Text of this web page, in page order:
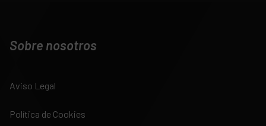
Sobre nosotros
Aviso Legal
Política de Cookies